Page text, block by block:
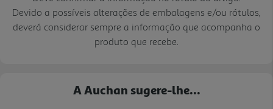
Devido a possíveis alterações de embalagens e/ou rótulos,
deverá considerar sempre a informação que acompanha o
produto que recebe.
A Auchan sugere-lhe...